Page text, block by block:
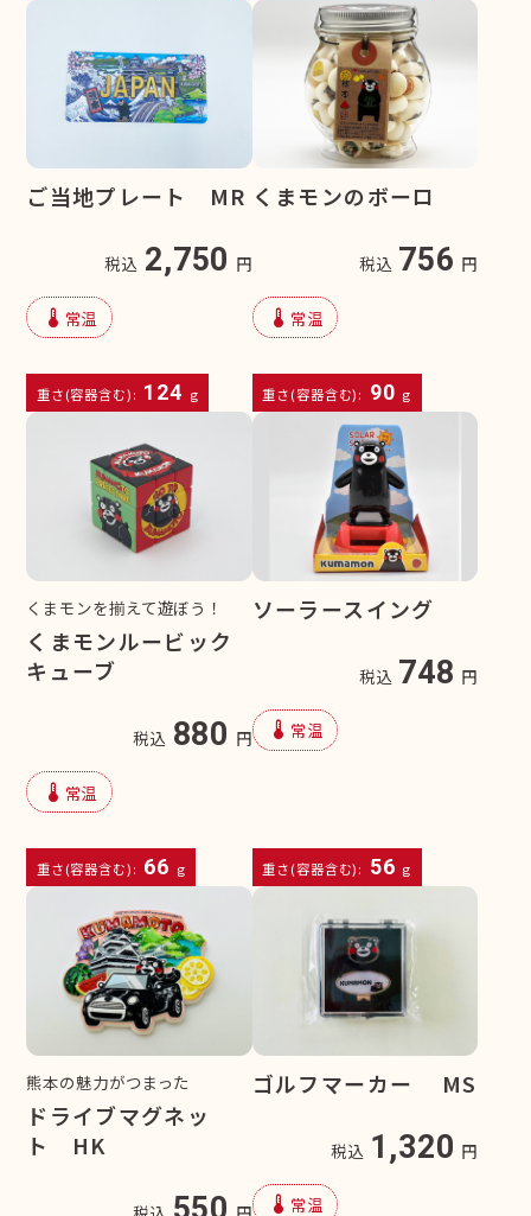
ご当地プレート MR
税込 2,750 円
device_thermostat 常温
重さ(容器含む): 124 g
くまモンのボーロ
税込 756 円
device_thermostat 常温
重さ(容器含む): 90 g
くまモンを揃えて遊ぼう！
くまモンルービック
キューブ
税込 880 円
device_thermostat 常温
重さ(容器含む): 66 g
ソーラースイング
税込 748 円
device_thermostat 常温
重さ(容器含む): 56 g
熊本の魅力がつまった
ドライブマグネッ
ト HK
ゴルフマーカー MS
税込 1,320 円
device_thermostat 常温